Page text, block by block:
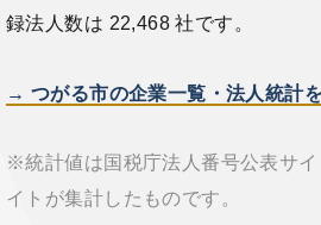
録法人数は 22,468 社です。
→ つがる市の企業一覧・法人統計
※統計値は国税庁法人番号公表サ
イトが集計したものです。